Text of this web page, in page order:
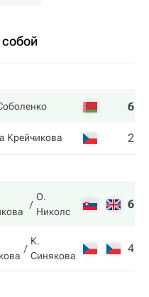
6
Крейчикова 2
О.
Николс
6
К.
Синякова
4